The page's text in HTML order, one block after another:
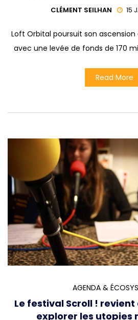
CLÉMENT SEILHAN 15
Loft Orbital poursuit son
avec une levée de fonds de 170
Read More
AGENDA &
Le festival Scroll !
explorer les utopies